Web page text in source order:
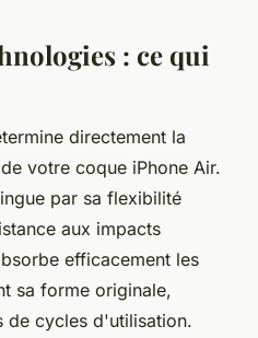
: ce qui
directement la
de votre coque iPhone Air.
par sa flexibilité
aux impacts
efficacement les
sa forme originale,
de cycles d'utilisation.